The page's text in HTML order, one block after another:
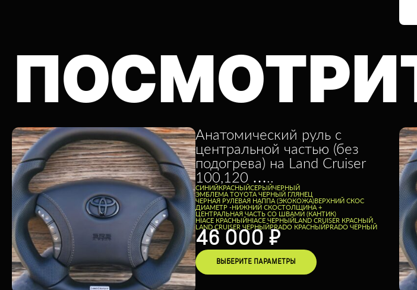
Анатомический руль с
центральной частью (без
подогрева) на Land Cruiser
100,120 …..
CИНИЙКРАСНЫЙСЕРЫЙЧЕРНЫЙ
ЭМБЛЕМА TOYOTA ЧЕРНЫЙ ГЛЯНЕЦ
ЧЕРНАЯ РУЛЕВАЯ НАППА (ЭКОКОЖА)ВЕРХНИЙ СКОС
ДИАМЕТР -НИЖНИЙ СКОСТОЛЩИНА +
ЦЕНТРАЛЬНАЯ ЧАСТЬ СО ШВАМИ (КАНТИК)
HIACE КРАСНЫЙHIACE ЧЕРНЫЙLAND CRUISER КРАСНЫЙ
LAND CRUISER ЧЕРНЫЙPRADO КРАСНЫЙPRADO ЧЕРНЫЙ
46 000 ₽
ВЫБЕРИТЕ ПАРАМЕТРЫ